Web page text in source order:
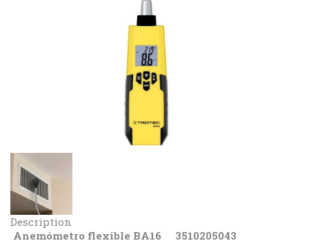
Description
Anemómetro flexible BA16 3510205043